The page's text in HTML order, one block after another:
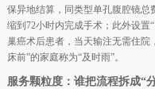
保异地结算，同类型单孔腹腔镜总
缩到72小时内完成手术；此外设置
巢癌术后患者，当天输注无需住院
床前”的家庭称为“及时雨”。
服务颗粒度：谁把流程拆成“